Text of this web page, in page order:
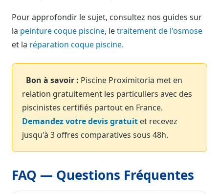
Pour approfondir le sujet, consultez nos guides sur
la peinture coque piscine, letraitement de l'osmose
et la réparation coque piscine.
Bon à savoir : Piscine Proximitoria met en
relation gratuitement les particuliers avec des
piscinistes certifiés partout en France.
Demandez votre devis gratuit et recevez
jusqu'à 3 offres comparatives sous 48h.
FAQ — Questions Fréquentes